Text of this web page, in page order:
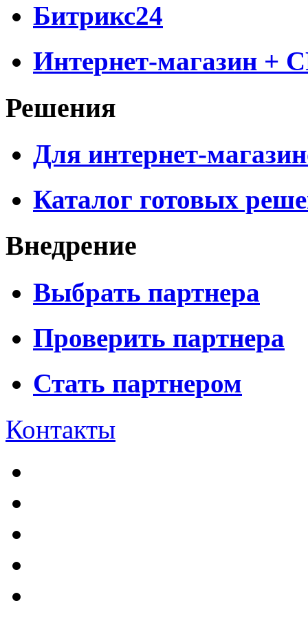
Битрикс24
Интернет-магазин +
Решения
Для интернет-
Каталог готовых
Внедрение
Выбрать партнера
Проверить партнера
Стать партнером
Контакты